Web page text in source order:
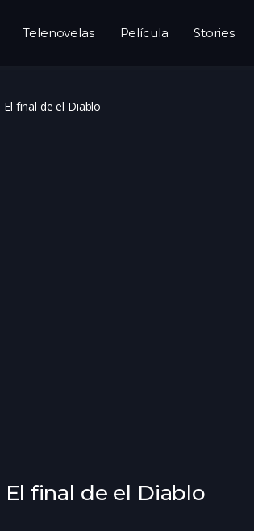
Telenovelas Película Stories
El final de el Diablo
El final de el Diablo